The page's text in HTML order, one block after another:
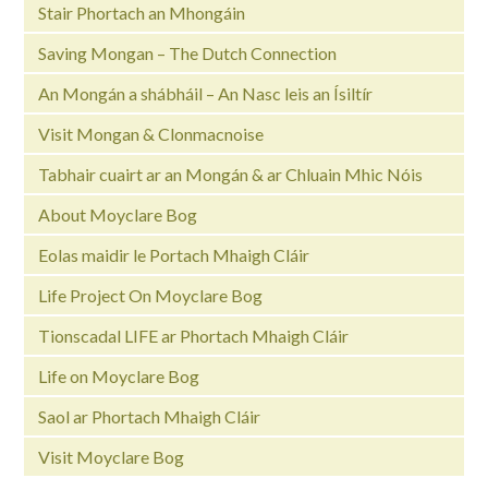
Stair Phortach an Mhongáin
Saving Mongan – The Dutch Connection
An Mongán a shábháil – An Nasc leis an Ísiltír
Visit Mongan & Clonmacnoise
Tabhair cuairt ar an Mongán & ar Chluain Mhic Nóis
About Moyclare Bog
Eolas maidir le Portach Mhaigh Cláir
Life Project On Moyclare Bog
Tionscadal LIFE ar Phortach Mhaigh Cláir
Life on Moyclare Bog
Saol ar Phortach Mhaigh Cláir
Visit Moyclare Bog